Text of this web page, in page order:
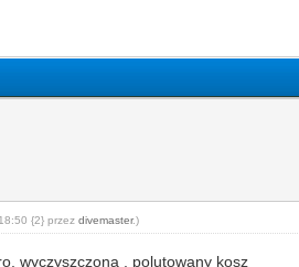
{2} przezdivemaster.)
wyczyszczona , polutowany kosz